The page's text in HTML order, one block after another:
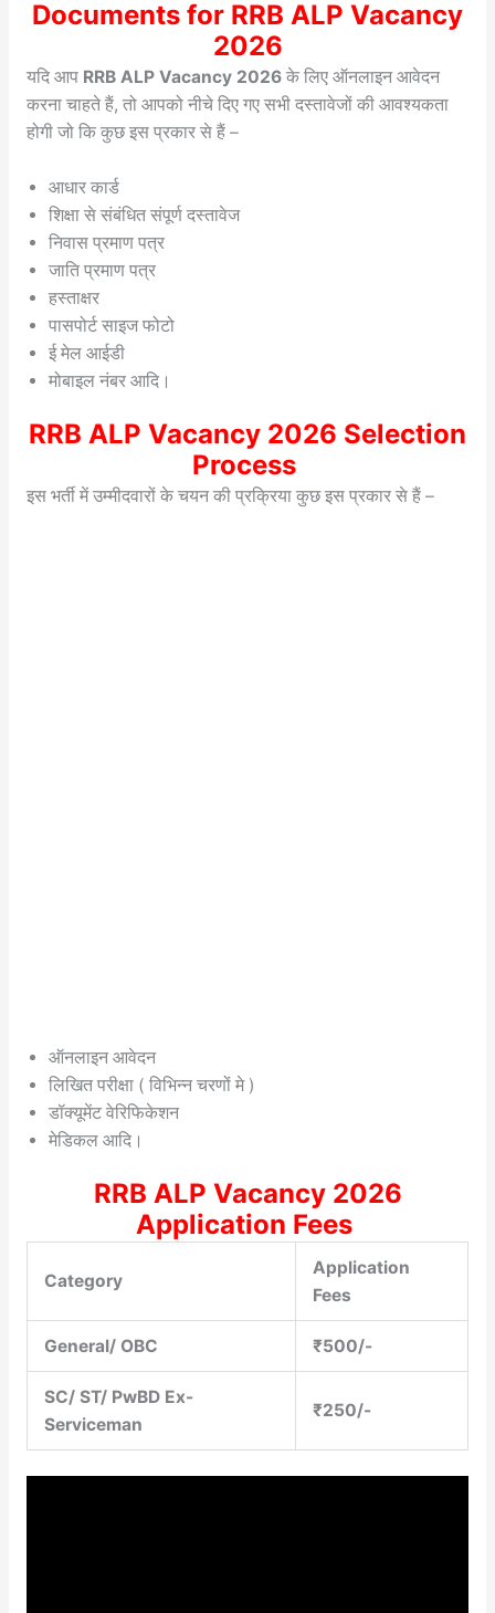
Documents for RRB ALP Vacancy
2026
यदि आप RRB ALP Vacancy 2026के लिए ऑनलाइन आवेदन
करना चाहते हैं, तो आपको नीचे दिए गए सभी दस्तावेजों की आवश्यकता
होगी जो कि कुछ इस प्रकार से हैं –
आधार कार्ड
शिक्षा से संबंधित संपूर्ण दस्तावेज
निवास प्रमाण पत्र
जाति प्रमाण पत्र
हस्ताक्षर
पासपोर्ट साइज फोटो
ई मेल आईडी
मोबाइल नंबर आदि।
RRB ALP Vacancy 2026 Selection
Process
इस भर्ती में उम्मीदवारों के चयन की प्रक्रिया कुछ इस प्रकार से हैं –
ऑनलाइन आवेदन
लिखित परीक्षा ( विभिन्न चरणों मे )
डॉक्यूमेंट वेरिफिकेशन
मेडिकल आदि।
RRB ALP Vacancy 2026
Application Fees
Category
Application
Fees
General/ OBC ₹500/-
SC/ ST/ PwBD Ex-
Serviceman
₹250/-